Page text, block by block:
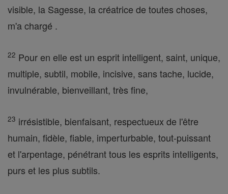
visible, la Sagesse, la créatrice de toutes choses,
m'a chargé .
22 Pour en elle est un esprit intelligent, saint, unique,
multiple, subtil, mobile, incisive, sans tache, lucide,
invulnérable, bienveillant, très fine,
23 irrésistible, bienfaisant, respectueux de l'être
humain, fidèle, fiable, imperturbable, tout-puissant
et l'arpentage, pénétrant tous les esprits intelligents,
purs et les plus subtils.